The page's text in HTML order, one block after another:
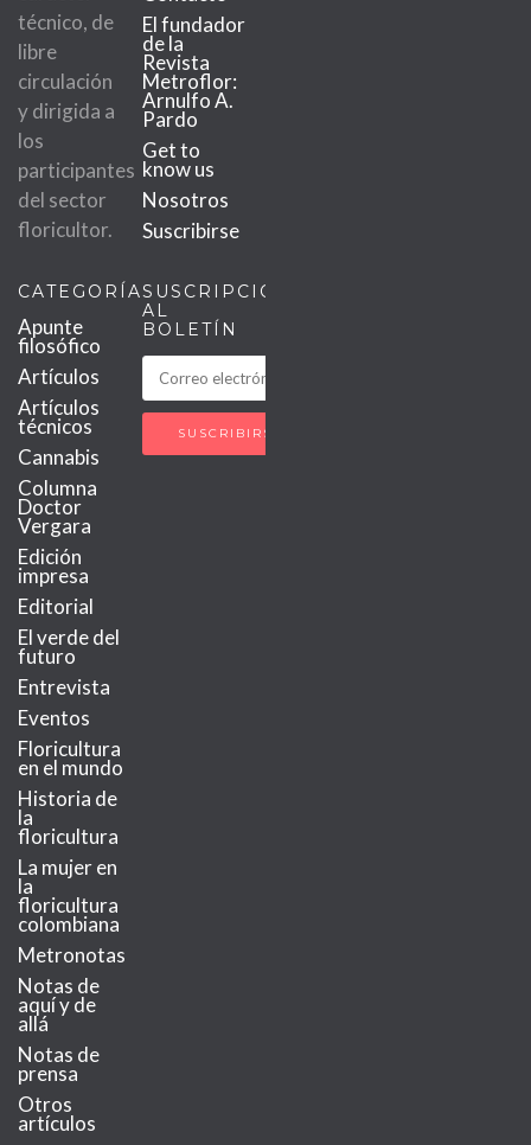
técnico, de
libre
circulación
y dirigida a
los
participantes
del sector
floricultor.
El fundador
de la
Revista
Metroflor:
Arnulfo A.
Pardo
Get to
know us
Nosotros
Suscribirse
CATEGORÍAS
Apunte
filosófico
Artículos
Artículos
técnicos
Cannabis
Columna
Doctor
Vergara
Edición
impresa
Editorial
El verde del
futuro
Entrevista
Eventos
Floricultura
en el mundo
Historia de
la
floricultura
La mujer en
la
floricultura
colombiana
Metronotas
Notas de
aquí y de
allá
Notas de
prensa
Otros
artículos
SUSCRIPCIÓN
AL
BOLETÍN